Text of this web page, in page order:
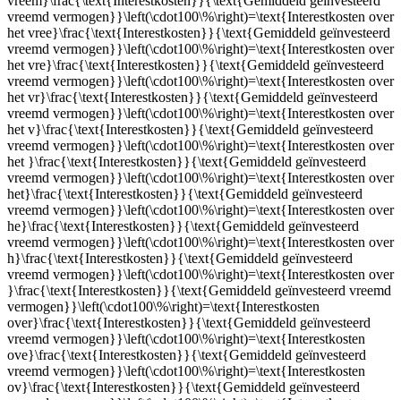
vreemd vermogen}}\left(\cdot100\%\right)=\text{Interestkosten over
het vree}\frac{\text{Interestkosten}}{\text{Gemiddeld geïnvesteerd
vreemd vermogen}}\left(\cdot100\%\right)=\text{Interestkosten over
het vre}\frac{\text{Interestkosten}}{\text{Gemiddeld geïnvesteerd
vreemd vermogen}}\left(\cdot100\%\right)=\text{Interestkosten over
het vr}\frac{\text{Interestkosten}}{\text{Gemiddeld geïnvesteerd
vreemd vermogen}}\left(\cdot100\%\right)=\text{Interestkosten over
het v}\frac{\text{Interestkosten}}{\text{Gemiddeld geïnvesteerd
vreemd vermogen}}\left(\cdot100\%\right)=\text{Interestkosten over
het }\frac{\text{Interestkosten}}{\text{Gemiddeld geïnvesteerd
vreemd vermogen}}\left(\cdot100\%\right)=\text{Interestkosten over
het}\frac{\text{Interestkosten}}{\text{Gemiddeld geïnvesteerd
vreemd vermogen}}\left(\cdot100\%\right)=\text{Interestkosten over
he}\frac{\text{Interestkosten}}{\text{Gemiddeld geïnvesteerd
vreemd vermogen}}\left(\cdot100\%\right)=\text{Interestkosten over
h}\frac{\text{Interestkosten}}{\text{Gemiddeld geïnvesteerd
vreemd vermogen}}\left(\cdot100\%\right)=\text{Interestkosten over
}\frac{\text{Interestkosten}}{\text{Gemiddeld geïnvesteerd vreemd
vermogen}}\left(\cdot100\%\right)=\text{Interestkosten
over}\frac{\text{Interestkosten}}{\text{Gemiddeld geïnvesteerd
vreemd vermogen}}\left(\cdot100\%\right)=\text{Interestkosten
ove}\frac{\text{Interestkosten}}{\text{Gemiddeld geïnvesteerd
vreemd vermogen}}\left(\cdot100\%\right)=\text{Interestkosten
ov}\frac{\text{Interestkosten}}{\text{Gemiddeld geïnvesteerd